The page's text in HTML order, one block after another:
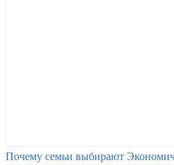
Почему семьи выбирают